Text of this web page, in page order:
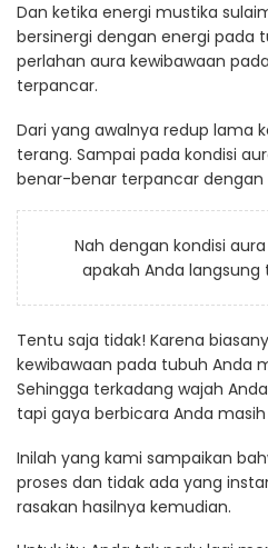
Dan ketika energi mustika
bersinergi dengan energi pada
perlahan aura kewibawaan
terpancar.
Dari yang awalnya redup lama
terang. Sampai pada kondisi
benar-benar terpancar dengan
Nah dengan kondisi
apakah Anda langsung
Tentu saja tidak! Karena
kewibawaan pada tubuh Anda
Sehingga terkadang wajah
tapi gaya berbicara Anda
Inilah yang kami sampaikan
proses dan tidak ada yang
rasakan hasilnya kemudian.